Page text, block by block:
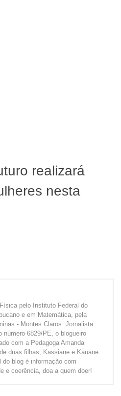
realizará
nesta
pelo Instituto Federal do
e em Matemática, pela
- Montes Claros. Jornalista
número 6829/PE, o blogueiro
com a Pedagoga Amanda
duas filhas, Kassiane e Kauane.
do blog é informação com
e coerência, doa a quem doer!